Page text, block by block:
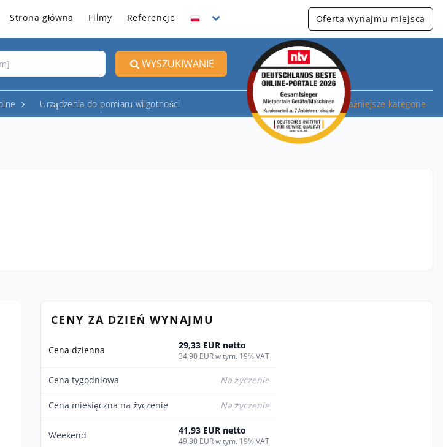
Strona główna Filmy Referencje Oferta wynajmu miejsca
WYSZUKIWANIE
Urządzenia do pomiaru wilgotności Najważniejsze kategorie
CENY ZA DZIEŃ WYNAJMU
Cena dzienna 29,33 EUR netto
34,90 EUR w tym. 19% VAT
Cena tygodniowa Na życzenie
Cena miesięczna na życzenie Na życzenie
Weekend 41,93 EUR netto
49,90 EUR w tym. 19% VAT